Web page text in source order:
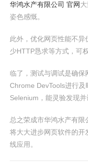
华鸿水产有限公司 官网
姿色感慨。
此外，优化网页性能不
少HTTP恳求等方式，可
临了，测试与调试是确保
Chrome DevTools进行
Selenium，能灵验发现并
总之荣成市华鸿水产有限
将大大进步网页软件的开
线应用。